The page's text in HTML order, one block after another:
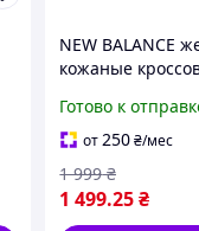
NEW BALANCE
кожаные
Готово к
от250₴/мес
1 499.25₴
1 999 ₴